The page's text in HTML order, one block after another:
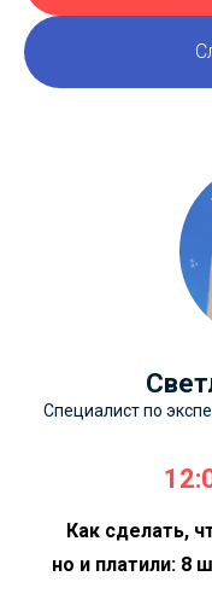
Специалист по
Как сделать,
но и платили: 8